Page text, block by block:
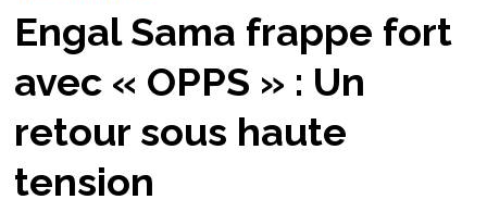
Engal Sama frappe fort
avec « OPPS » : Un
retour sous haute
tension